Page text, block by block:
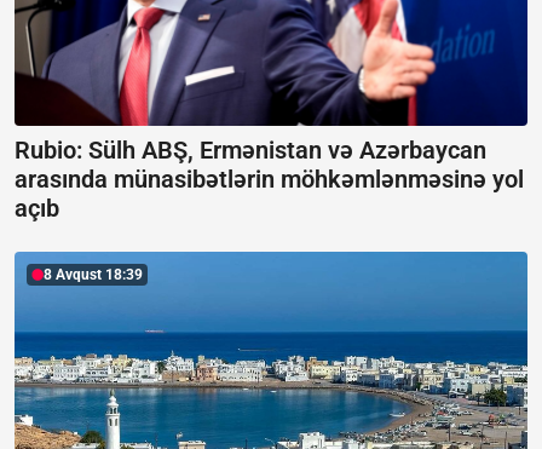
Rubio: Sülh ABŞ, Ermənistan və Azərbaycan
arasında münasibətlərin möhkəmlənməsinə yol
açıb
8 Avqust 18:39